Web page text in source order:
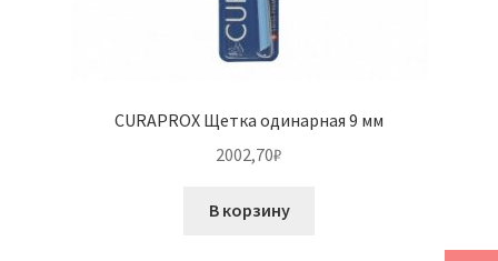
CURAPROX Щетка одинарная 9 мм
2002,70₽
В корзину